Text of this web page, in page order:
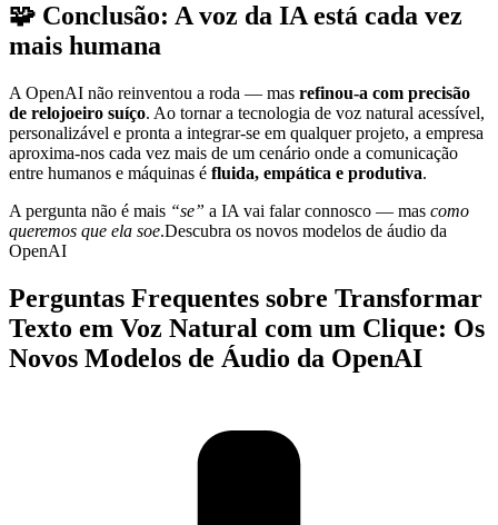
🧩 Conclusão: A voz da IA está cada vez
mais humana
A OpenAI não reinventou a roda — mas refinou-a com precisão
de relojoeiro suíço. Ao tornar a tecnologia de voz natural acessível,
personalizável e pronta a integrar-se em qualquer projeto, a empresa
aproxima-nos cada vez mais de um cenário onde a comunicação
entre humanos e máquinas é fluida, empática e produtiva.
A pergunta não é mais “se” a IA vai falar connosco — mas como
queremos que ela soe.Descubra os novos modelos de áudio da
OpenAI
Perguntas Frequentes sobre Transformar
Texto em Voz Natural com um Clique: Os
Novos Modelos de Áudio da OpenAI